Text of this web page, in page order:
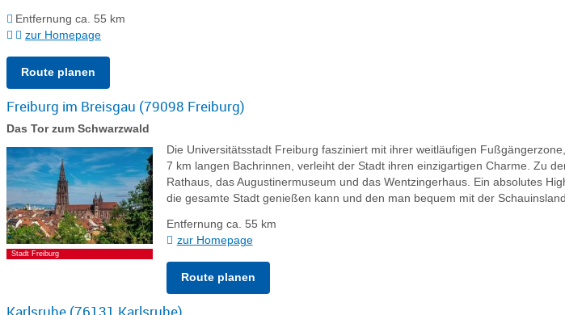
Entfernung ca. 55 km
zur Homepage
Route planen
Freiburg im Breisgau (79098 Freiburg)
Das Tor zum Schwarzwald
Stadt Freiburg
Die Universitätsstadt Freiburg fasziniert mit ihrer weitläufigen
7 km langen Bachrinnen, verleiht der Stadt ihren einzigartigen Charme. Zu
Rathaus, das Augustinermuseum und das Wentzingerhaus. Ein absolutes
die gesamte Stadt genießen kann und den man bequem mit der
Entfernung ca. 55 km
zur Homepage
Route planen